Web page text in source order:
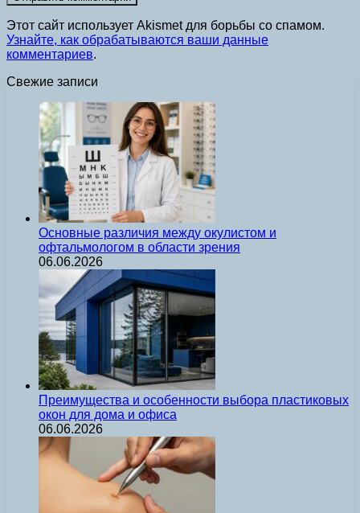
Этот сайт использует Akismet для борьбы со спамом.
Узнайте, как обрабатываются ваши данные
комментариев.
Свежие записи
Основные различия между окулистом и
офтальмологом в области зрения
06.06.2026
Преимущества и особенности выбора пластиковых
окон для дома и офиса
06.06.2026